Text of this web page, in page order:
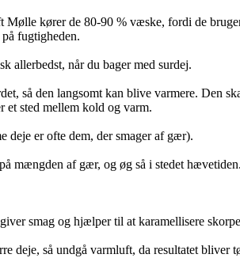
kører de 80-90 % væske, fordi de
fugtigheden.
allerbedst, når du bager med surdej.
så den langsomt kan blive varmere. Den
et sted mellem kold og varm.
deje er ofte dem, der smager af gær).
mængden af gær, og øg så i stedet hævetiden.
smag og hjælper til at karamellisere
deje, så undgå varmluft, da resultatet bliver